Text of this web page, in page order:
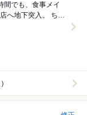
間でも、食事メイ
下突入。 ちょ